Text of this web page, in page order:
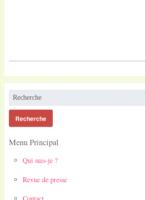
Menu Principal
Qui suis-je ?
Revue de presse